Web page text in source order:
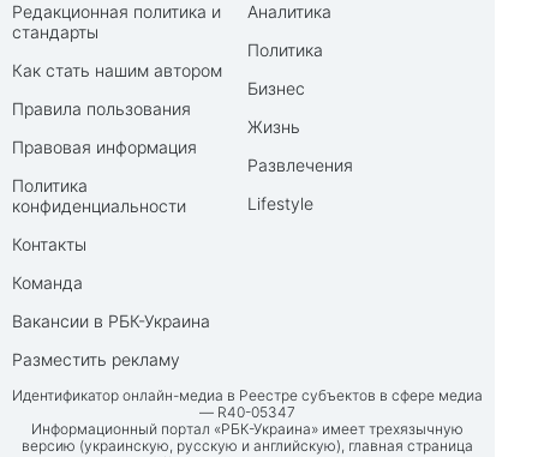
Редакционная политика и
стандарты
Как стать нашим автором
Правила пользования
Правовая информация
Политика
конфиденциальности
Контакты
Команда
Вакансии в РБК-Украина
Разместить рекламу
Аналитика
Политика
Бизнес
Жизнь
Развлечения
Lifestyle
Идентификатор онлайн-медиа в Реестре субъектов в сфере медиа
— R40-05347
Информационный портал «РБК-Украина» имеет трехязычную
версию (украинскую, русскую и английскую), главная страница